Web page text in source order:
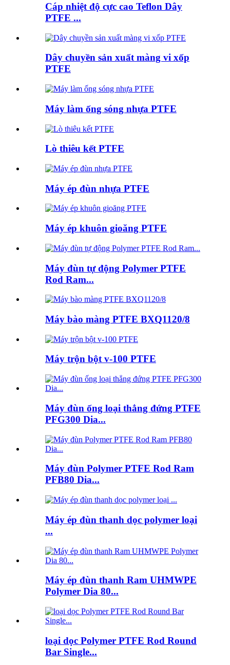
Cáp nhiệt độ cực cao Teflon Dây
PTFE ...
Dây chuyền sản xuất màng vi xốp
PTFE
Máy làm ống sóng nhựa PTFE
Lò thiêu kết PTFE
Máy ép đùn nhựa PTFE
Máy ép khuôn gioăng PTFE
Máy đùn tự động Polymer PTFE
Rod Ram...
Máy bào màng PTFE BXQ1120/8
Máy trộn bột v-100 PTFE
Máy đùn ống loại thẳng đứng PTFE
PFG300 Dia...
Máy đùn Polymer PTFE Rod Ram
PFB80 Dia...
Máy ép đùn thanh dọc polymer loại
...
Máy ép đùn thanh Ram UHMWPE
Polymer Dia 80...
loại dọc Polymer PTFE Rod Round
Bar Single...